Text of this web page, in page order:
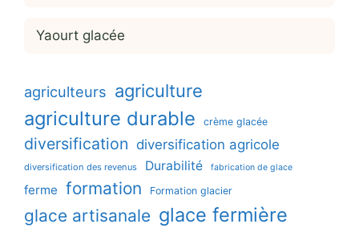
Yaourt glacée
agriculteurs agriculture
agriculture durable crème glacée
diversification diversification agricole
diversification des revenus Durabilité fabrication de glace
ferme formation Formation glacier
glace artisanale glace fermière